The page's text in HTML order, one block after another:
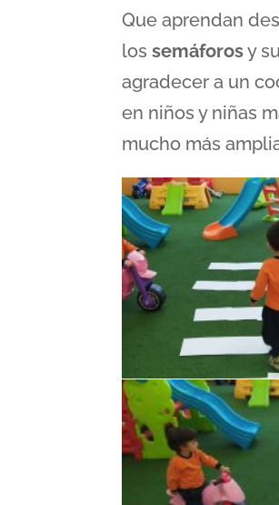
Que aprendan
lossemáforosy
agradecer a un
en niños y niñas
mucho más